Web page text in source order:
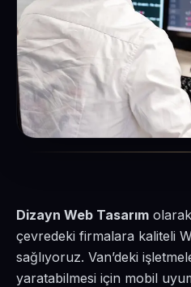
Dizayn Web Tasarım
çevredeki firmalara kaliteli
sağlıyoruz. Van’deki
yaratabilmesi için mobil